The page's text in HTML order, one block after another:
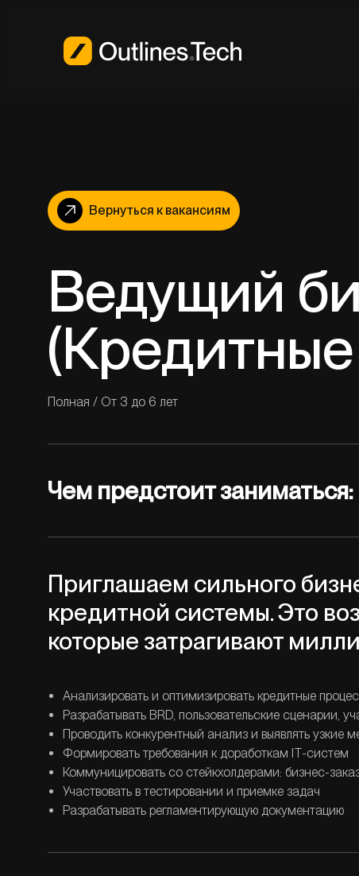
Вернуться к вакансиям
Ведущий
Полная / От 3 до 6 лет
Чем предстоит заниматься:
Приглашаем сильного
кредитной системы. Это
которые затрагивают
Анализировать и оптимизировать кредитные
Разрабатывать BRD, пользовательские сценарии,
Проводить конкурентный анализ и выявлять узкие
Формировать требования к доработкам IT-систем
Коммуницировать со стейкхолдерами: бизнес-
Участвовать в тестировании и приемке задач
Разрабатывать регламентирующую документацию